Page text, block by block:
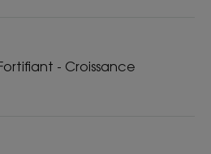
- Croissance